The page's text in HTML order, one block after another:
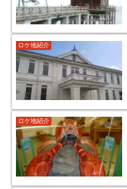
ロケ地紹介
ロケ地紹介